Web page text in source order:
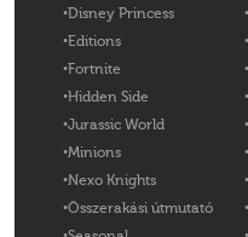
Disney Princess
Editions
Fortnite
Hidden Side
Jurassic World
Minions
Nexo Knights
Összerakási útmutató